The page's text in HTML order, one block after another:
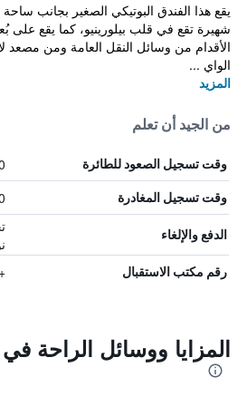
يقع هذا الفندق البوتيكي الصغير بجانب
شهيرة تقع في قلب بيلورينيو، كما يقع
الأقدام من وسائل النقل العامة ومن مصعد
الواي ...
المزيد
من الجيد أن تعلم
وقت تسجيل الصعود للطائرة
وقت تسجيل المغادرة
الدفع والإلغاء
رقم مكتب الاستقبال +55 713 322 1266
المزايا ووسائل الراحة في